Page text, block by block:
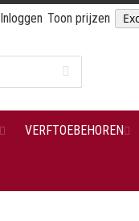
Inloggen Toon prijzen
VERFTOEBEHOREN